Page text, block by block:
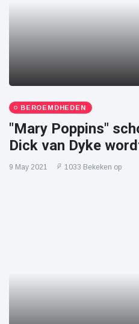
BEROEMDHEDEN
"Mary Poppins"
Dick van Dyke
9 May 2021 1033 Bekeken op